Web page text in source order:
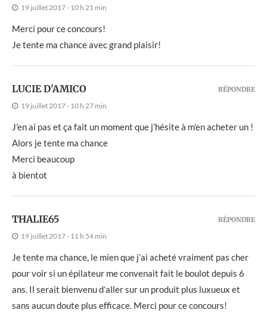
19 juillet 2017 - 10 h 21 min
Merci pour ce concours!
Je tente ma chance avec grand plaisir!
LUCIE D'AMICO
19 juillet 2017 - 10 h 27 min
J’en ai pas et ça fait un moment que j’hésite à m’en acheter un !
Alors je tente ma chance
Merci beaucoup
à bientot
RÉPONDRE
THALIE65
19 juillet 2017 - 11 h 54 min
Je tente ma chance, le mien que j’ai acheté vraiment pas cher
pour voir si un épilateur me convenait fait le boulot depuis 6
ans. Il serait bienvenu d’aller sur un produit plus luxueux et
sans aucun doute plus efficace. Merci pour ce concours!
RÉPONDRE